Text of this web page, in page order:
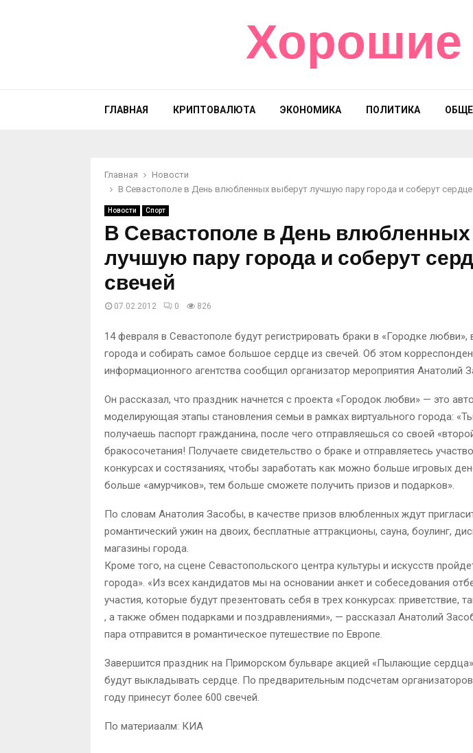
Хорошие
ГЛАВНАЯ КРИПТОВАЛЮТА ЭКОНОМИКА ПОЛИТИКА
Главная
Новости
В Севастополе в День влюбленных выберут лучшую пару города и соберут сердце
Новости Спорт
В Севастополе в День
лучшую пару города и соберут
свечей
07.02.2012 0 826
14 февраля в Севастополе будут регистрировать браки в «Городке
города и собирать самое большое сердце из свечей. Об этом
информационного агентства сообщил организатор мероприятия Анатолий
Он рассказал, что праздник начнется с проекта «Городок любви» — это
моделирующая этапы становления семьи в рамках виртуального города:
получаешь паспорт гражданина, после чего отправляешься со своей
бракосочетания! Получаете свидетельство о браке и отправляетесь
конкурсах и состязаниях, чтобы заработать как можно больше игровых
больше «амурчиков», тем больше сможете получить призов и подарков».
По словам Анатолия Засобы, в качестве призов влюбленных ждут
романтический ужин на двоих, бесплатные аттракционы, сауна, боулинг,
магазины города.
Кроме того, на сцене Севастопольского центра культуры и искусств
города». «Из всех кандидатов мы на основании анкет и собеседования
участия, которые будут презентовать себя в трех конкурсах: приветствие,
, а также обмен подарками и поздравлениями», — рассказал Анатолий
пара отправится в романтическое путешествие по Европе.
Завершится праздник на Приморском бульваре акцией «Пылающие
будут выкладывать сердце. По предварительным подсчетам
году принесут более 600 свечей.
По материаалм: КИА